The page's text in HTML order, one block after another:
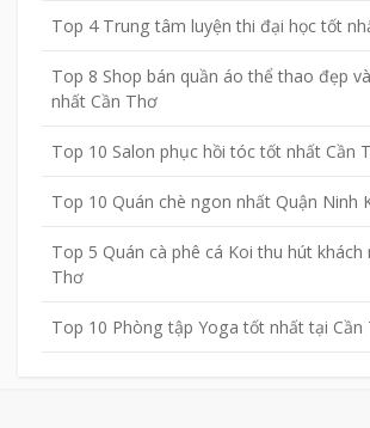
Top 4 Trung tâm luyện thi đại học tốt
Top 8 Shop bán quần áo thể thao đẹp
nhất Cần Thơ
Top 10 Salon phục hồi tóc tốt nhất Cần
Top 10 Quán chè ngon nhất Quận Ninh
Top 5 Quán cà phê cá Koi thu hút khách
Thơ
Top 10 Phòng tập Yoga tốt nhất tại Cần